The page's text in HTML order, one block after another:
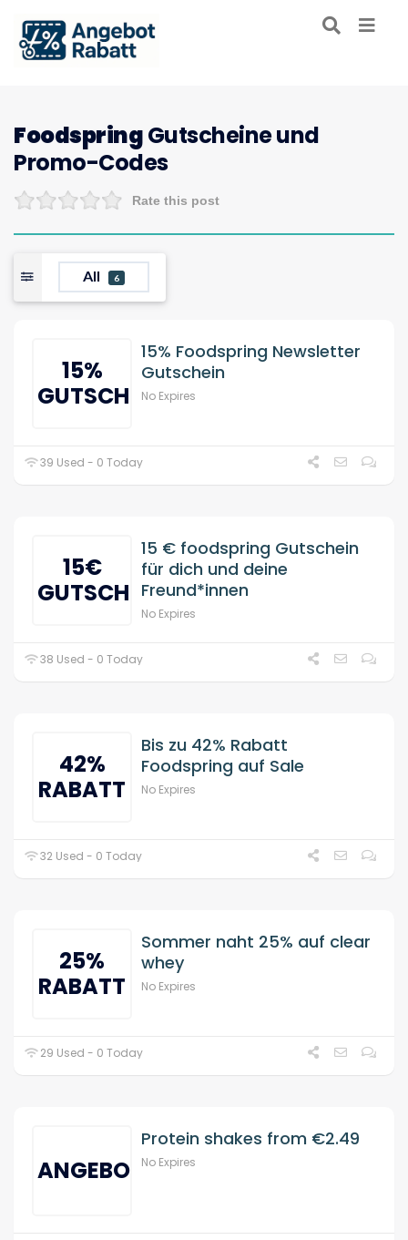
FoodspringGutscheine und
Promo-Codes
Rate this post
All 6
15%
GUTSCHIEN
15% Foodspring Newsletter
Gutschein
No Expires
39 Used - 0 Today
15€
GUTSCHEIN
15 € foodspring Gutschein
für dich und deine
Freund*innen
No Expires
38 Used - 0 Today
42%
RABATT
Bis zu 42% Rabatt
Foodspring auf Sale
No Expires
32 Used - 0 Today
25%
RABATT
Sommer naht 25% auf clear
whey
No Expires
29 Used - 0 Today
ANGEBOT
Protein shakes from €2.49
No Expires